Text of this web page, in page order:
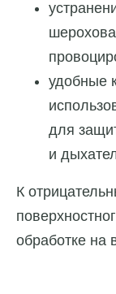
удобные
для
и
К
обработке на